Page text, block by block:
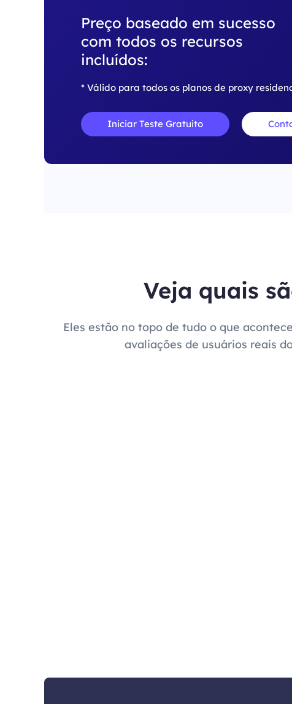
Preço baseado em sucesso
com todos os recursos
incluídos:
* Válido para todos os planos de proxy
Iniciar Teste Gratuito
Veja quais
Eles estão no topo de tudo o que
avaliações de usuários reais